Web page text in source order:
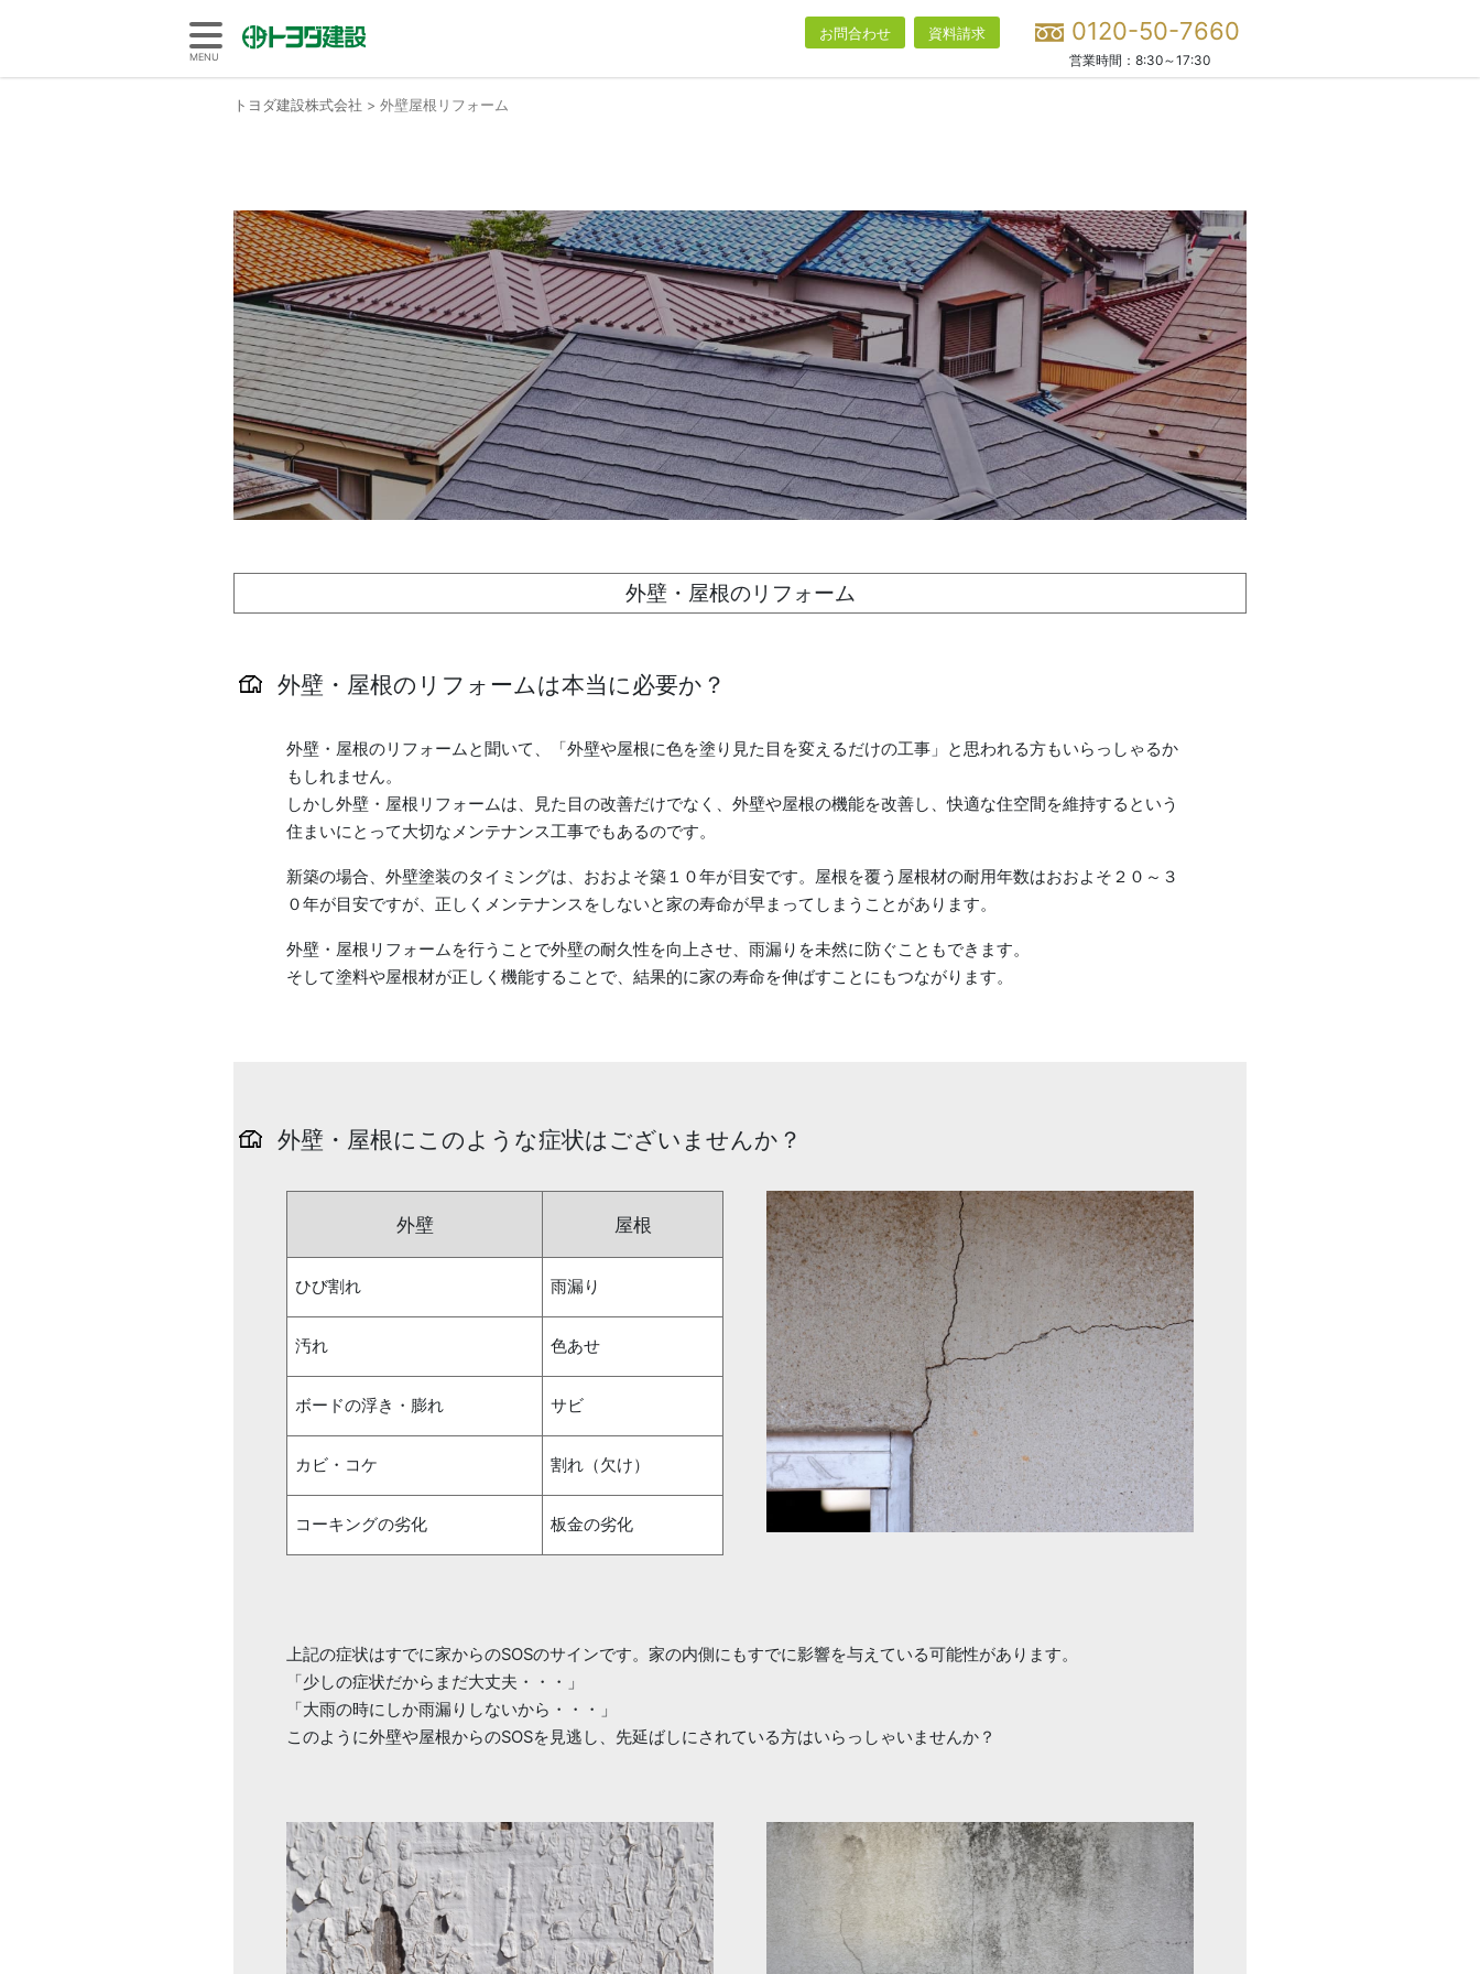
トヨダ建設株式会社 お問合わせ 資料請求 0120-50-7660
営業時間： 8:30～17:30
MENU
トヨダ建設株式会社 > 外壁屋根リフォーム
外壁・屋根のリフォーム
外壁・屋根のリフォームは本当に必要か？
外壁・屋根のリフォームと聞いて、「外壁や屋根に色を塗り見た目を変えるだけの工事」と思われる方もいらっしゃるか
もしれません。
しかし外壁・屋根リフォームは、見た目の改善だけでなく、外壁や屋根の機能を改善し、快適な住空間を維持するという
住まいにとって大切なメンテナンス工事でもあるのです。
新築の場合、外壁塗装のタイミングは、おおよそ築１０年が目安です。屋根を覆う屋根材の耐用年数はおおよそ２０～３
０年が目安ですが、正しくメンテナンスをしないと家の寿命が早まってしまうことがあります。
外壁・屋根リフォームを行うことで外壁の耐久性を向上させ、雨漏りを未然に防ぐこともできます。
そして塗料や屋根材が正しく機能することで、結果的に家の寿命を伸ばすことにもつながります。
外壁・屋根にこのような症状はございませんか？
外壁 屋根
ひび割れ 雨漏り
汚れ 色あせ
ボードの浮き・膨れ サビ
カビ・コケ 割れ（欠け）
コーキングの劣化 板金の劣化
上記の症状はすでに家からのSOSのサインです。家の内側にもすでに影響を与えている可能性があります。
「少しの症状だからまだ大丈夫・・・」
「大雨の時にしか雨漏りしないから・・・」
このように外壁や屋根からのSOSを見逃し、先延ばしにされている方はいらっしゃいませんか？